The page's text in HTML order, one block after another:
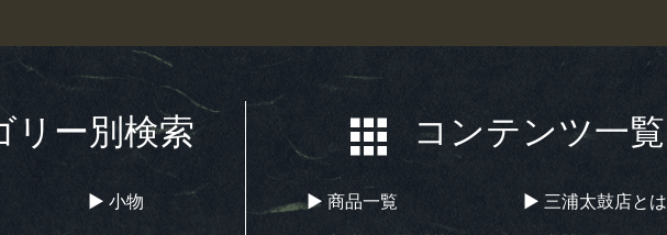
ー別検索
▶︎ 小物
コンテンツ一覧
▶︎ 商品一覧
▶︎ 三浦太鼓店とは